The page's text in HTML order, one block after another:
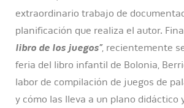
extraordinario trabajo de
planificación que realiza el autor.
libro de los juegos”, recientemente
feria del libro infantil de Bolonia,
labor de compilación de juegos de
y cómo las lleva a un plano didáctico